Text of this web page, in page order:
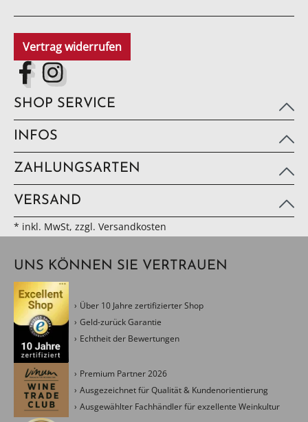
Vertrag widerrufen
SHOP SERVICE
INFOS
ZAHLUNGSARTEN
VERSAND
* inkl. MwSt, zzgl. Versandkosten
UNS KÖNNEN SIE VERTRAUEN
Über 10 Jahre zertifizierter Shop
Geld-zurück Garantie
Echtheit der Bewertungen
Premium Partner 2026
Ausgezeichnet für Qualität & Kundenorientierung
Ausgewählter Fachhändler für exzellente Weinkultur